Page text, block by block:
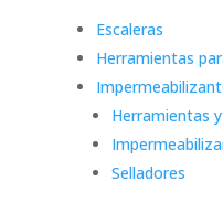
Escaleras
Herramientas
Herramientas
Selladores